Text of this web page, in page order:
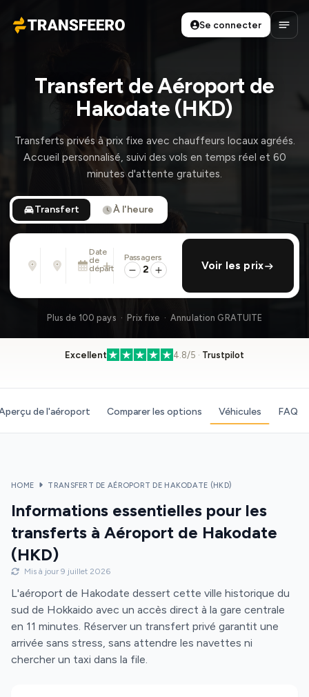
Transfeero
Se connecter
Transfert de Aéroport de
Hakodate (HKD)
Transferts privés à prix fixe avec chauffeurs locaux agréés.
Accueil personnalisé, suivi des vols en temps réel et 60
minutes d'attente gratuites.
Transfert À l'heure
Adresse, aéroport, hôtel, ...
Adresse, aéroport, hôtel, ...
Date
de
départ
Mar. 11 Août · 01:45 PM
ajouter retour
Passagers
2 Voir les prix
Plus de 100 pays · Prix fixe · Annulation GRATUITE
Excellent 4.8/5 · Trustpilot
de l'aéroport Comparer les options Véhicules FAQ
HOME TRANSFERT DE AÉROPORT DE HAKODATE (HKD)
Informations essentielles pour les
transferts à Aéroport de Hakodate
(HKD)
Mis à jour 9 juillet 2026
L'aéroport de Hakodate dessert cette ville historique du
sud de Hokkaido avec un accès direct à la gare centrale
en 11 minutes. Réserver un transfert privé garantit une
arrivée sans stress, sans attendre les navettes ni
chercher un taxi dans la file.